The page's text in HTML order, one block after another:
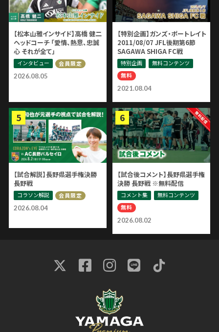
2026.08.05
【松本山雅インサイド】高橋 健二
ヘッドコーチ 「愛情、熱意、忠誠
心 それが全て」
インタビュー 会員限定
2021.08.04
【特別企画】ガンズ・ポートレイト
2011/08/07 JFL後期第6節
SAGAWA SHIGA FC戦
特別企画
無料コンテンツ
無料
2026.08.04
【試合解説】長野県選手権決勝
長野戦
コラソン解説 会員限定
2026.08.02
【試合後コメント】長野県選手権
決勝 長野戦 ※無料配信
コメント集
無料コンテンツ
無料